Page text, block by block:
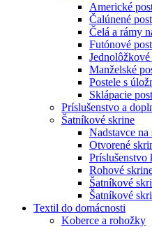
Americké
Čalúnené
Čelá a rámy
Futónové
Jednolôžkové
Manželské
Postele s
Sklápacie
Príslušenstvo a
Šatníkové skrine
Nadstavce na
Otvorené
Príslušenstvo
Rohové
Šatníkové
Šatníkové
Textil do domácnosti
Koberce a rohožky